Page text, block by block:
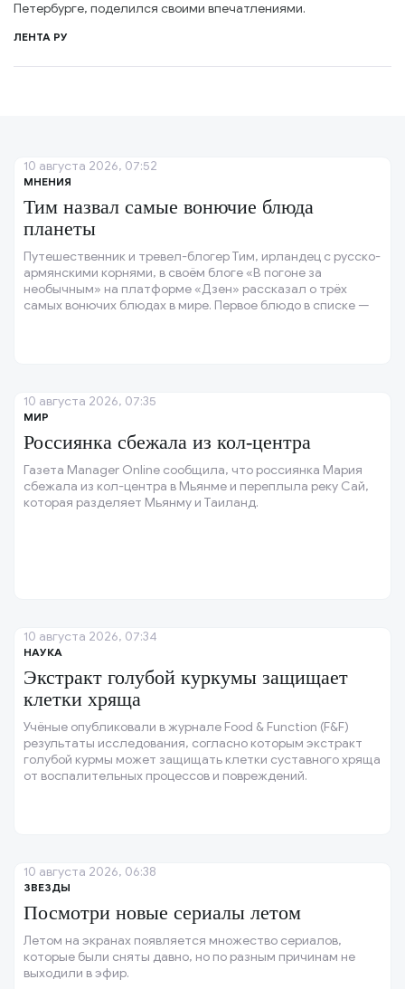
Петербурге, поделился своими впечатлениями.
ЛЕНТА РУ
МНЕНИЯ
Тим назвал самые вонючие блюда
планеты
Путешественник и тревел-блогер Тим, ирландец с русско-
армянскими корнями, в своём блоге «В погоне за
необычным» на платформе «Дзен» рассказал о трёх
самых вонючих блюдах в мире. Первое блюдо в списке —
10 августа 2026, 07:52
МИР
Россиянка сбежала из кол-центра
Газета Manager Online сообщила, что россиянка Мария
сбежала из кол-центра в Мьянме и переплыла реку Сай,
которая разделяет Мьянму и Таиланд.
10 августа 2026, 07:35
НАУКА
Экстракт голубой куркумы защищает
клетки хряща
Учёные опубликовали в журнале Food & Function (F&F)
результаты исследования, согласно которым экстракт
голубой курмы может защищать клетки суставного хряща
от воспалительных процессов и повреждений.
10 августа 2026, 07:34
ЗВЕЗДЫ
Посмотри новые сериалы летом
Летом на экранах появляется множество сериалов,
которые были сняты давно, но по разным причинам не
выходили в эфир.
10 августа 2026, 06:38